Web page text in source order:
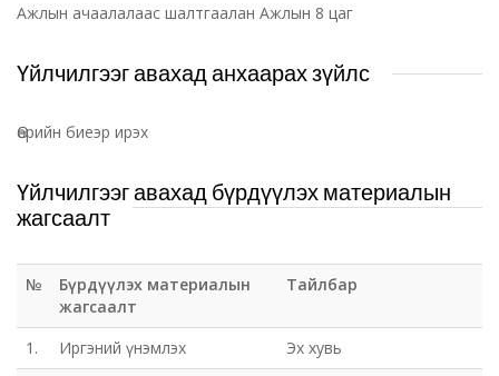
Ажлын ачаалалаас шалтгаалан Ажлын 8 цаг
Үйлчилгээг авахад анхаарах зүйлс
Өөрийн биеэр ирэх
Үйлчилгээг авахад бүрдүүлэх материалын
жагсаалт
№
Бүрдүүлэх материалын
жагсаалт
Тайлбар
1. Иргэний үнэмлэх
Эх хувь